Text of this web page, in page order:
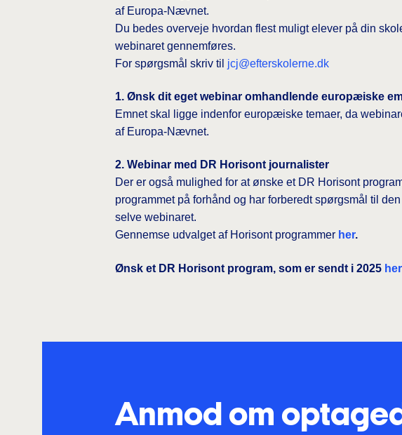
af Europa-Nævnet.
Du bedes overveje hvordan flest muligt elever på din
webinaret gennemføres.
For spørgsmål skriv til jcj@efterskolerne.dk
1. Ønsk dit eget webinar omhandlende europæiske
Emnet skal ligge indenfor europæiske temaer, da
af Europa-Nævnet.
2. Webinar med DR Horisont journalister
Der er også mulighed for at ønske et DR Horisont
programmet på forhånd og har forberedt spørgsmål til
selve webinaret.
Gennemse udvalget af Horisont programmer her.
Ønsk et DR Horisont program, som er sendt i 2025 her
Anmod om